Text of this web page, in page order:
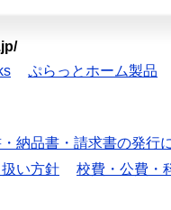
ぷらっとホーム製品
・納品書・請求書の発行
い方針 校費・公費・